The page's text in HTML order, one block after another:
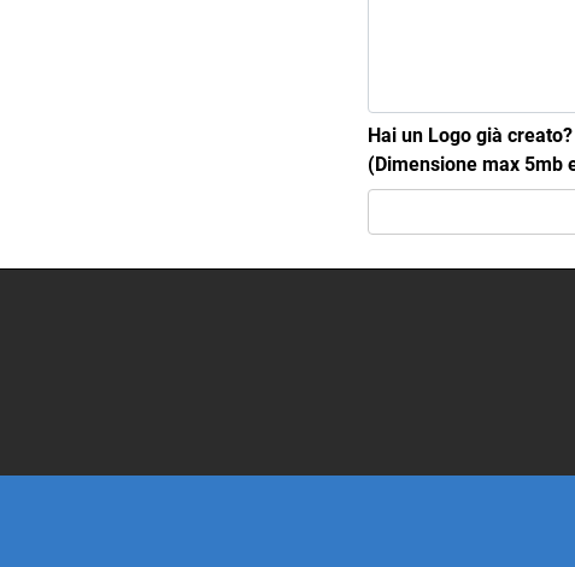
Hai un Logo già
(Dimensione max 5mb